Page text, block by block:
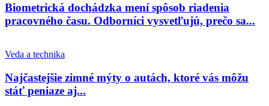
Biometrická dochádzka mení spôsob riadenia
pracovného času. Odborníci vysvetľujú, prečo sa...
Veda a technika
Najčastejšie zimné mýty o autách, ktoré vás môžu
stáť peniaze aj...